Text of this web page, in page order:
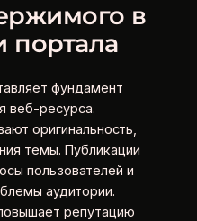
в
портала
фундамент
веб-ресурса.
оригинальность,
темы. Публикации
пользователей и
аудитории.
репутацию